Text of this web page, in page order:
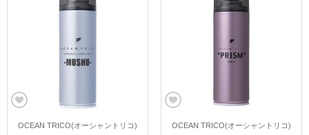
OCEAN TRICO(オーシャントリコ) OCEAN TRICO(オーシャントリコ)